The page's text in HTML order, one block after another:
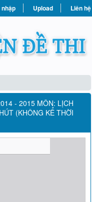
Upload Liên hệ
- 2015 MÔN: LỊCH
(KHÔNG KỂ THỜI